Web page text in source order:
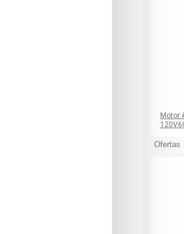
Motor
Ofertas